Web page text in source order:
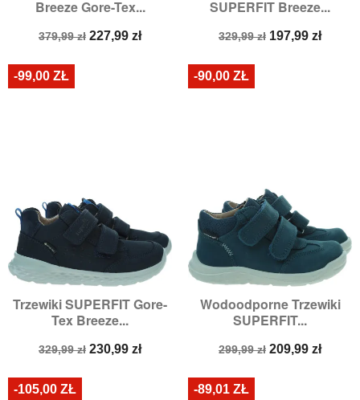
Breeze Gore-Tex...
Cena
379,99 zł Cena
227,99 zł
SUPERFIT Breeze...
Cena
329,99 zł Cena
197,99 zł
Trzewiki SUPERFIT Gore-
Tex Breeze...
Cena
329,99 zł Cena
230,99 zł
-99,00 ZŁ
Wodoodporne Trzewiki
SUPERFIT...
Cena
299,99 zł Cena
209,99 zł
-90,00 ZŁ
-105,00 ZŁ -89,01 ZŁ